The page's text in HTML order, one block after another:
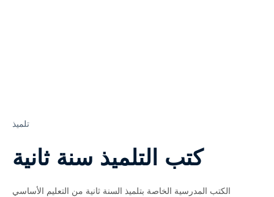
تلميذ
كتب التلميذ سنة ثانية
الكتب المدرسية الخاصة بتلميذ السنة ثانية من التعليم الأساسي